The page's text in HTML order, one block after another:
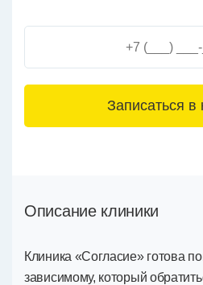
3+6=
Описание клиники
Клиника «Согласие» готова
зависимому, который